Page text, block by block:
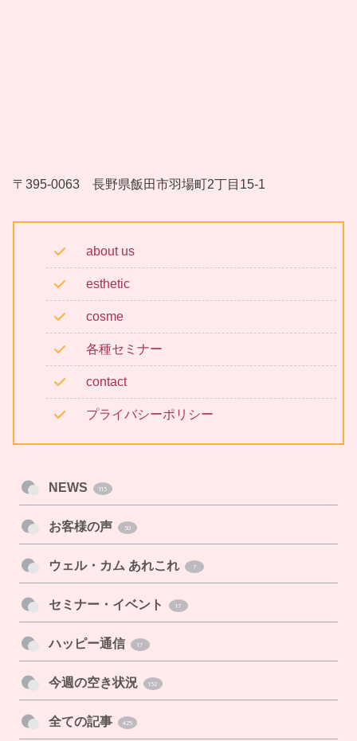
〒395-0063 長野県飯田市羽場町2丁目15-1
about us
esthetic
cosme
各種セミナー
contact
プライバシーポリシー
NEWS 113
お客様の声 30
ウェル・カム あれこれ 7
セミナー・イベント 17
ハッピー通信 17
今週の空き状況 132
全ての記事 425